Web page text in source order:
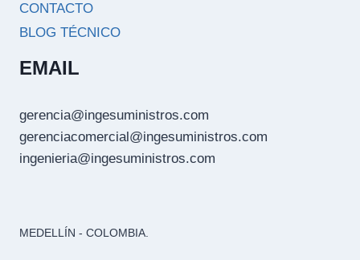
CONTACTO
BLOG TÉCNICO
EMAIL
gerencia@ingesuministros.com
gerenciacomercial@ingesuministros.com
ingenieria@ingesuministros.com
MEDELLÍN - COLOMBIA.